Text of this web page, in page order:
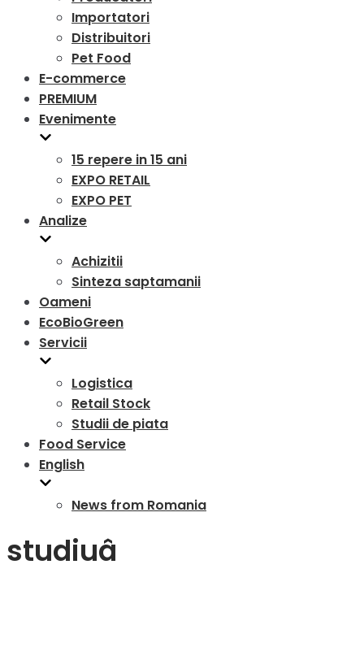
Importatori
Distribuitori
Pet Food
E-commerce
PREMIUM
Evenimente
15 repere in 15 ani
EXPO RETAIL
EXPO PET
Analize
Achizitii
Sinteza saptamanii
Oameni
EcoBioGreen
Servicii
Logistica
Retail Stock
Studii de piata
Food Service
English
News from Romania
studiuâ